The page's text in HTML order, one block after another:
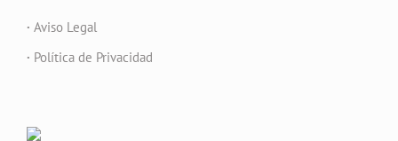
· Aviso Legal
· Política de Privacidad